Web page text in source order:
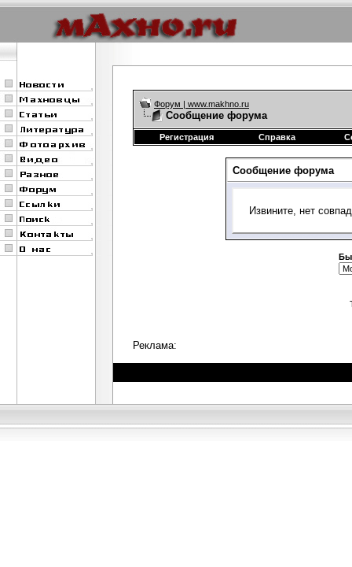
Форум | www.makhno.ru
Сообщение форума
Регистрация Справка
Сообщение форума
Извините, нет
Реклама: